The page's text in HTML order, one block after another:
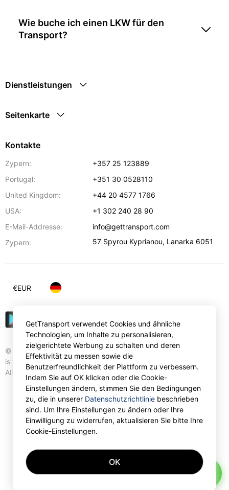
Wie buche ich einen LKW für den
Transport?
Dienstleistungen
Seitenkarte
Kontakte
Zypern:
+357 25 123889
Portugal:
+351 30 0528110
United Kingdom:
+44 20 4577 1766
USA:
+1 302 240 28 90
E-Mail-Addresse:
info@gettransport.com
Zypern:
57 Spyrou Kyprianou, Lanarka 6051
© Gettransport International Limited. GetTransport®
is trademark of Gettransport International Limited.
All rights reserved.
€EUR
GetTransport verwendet Cookies und ähnliche
Technologien, um Inhalte zu personalisieren,
zielgerichtete Werbung zu schalten und deren
Effektivität zu messen sowie die
Benutzerfreundlichkeit der Plattform zu verbessern.
Indem Sie auf OK klicken oder die Cookie-
Einstellungen ändern, stimmen Sie den Bedingungen
zu, die in unserer Datenschutzrichtlinie beschrieben
sind. Um Ihre Einstellungen zu ändern oder Ihre
Einwilligung zu widerrufen, aktualisieren Sie bitte Ihre
Cookie-Einstellungen.
OK
AI